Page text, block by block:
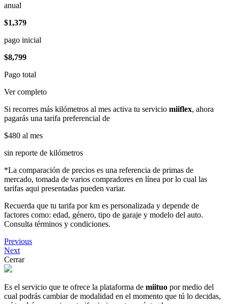
anual
$1,379
pago inicial
$8,799
Pago total
Ver completo
Si recorres más kilómetros al mes activa tu servicio miiflex, ahora
pagarás una tarifa preferencial de
$480 al mes
sin reporte de kilómetros
*La comparación de precios es una referencia de primas de
mercado, tomada de varios compradores en línea por lo cual las
tarifas aqui presentadas pueden variar.
Recuerda que tu tarifa por km es personalizada y depende de
factores como: edad, género, tipo de garaje y modelo del auto.
Consulta términos y condiciones.
Previous
Next
Cerrar
Es el servicio que te ofrece la plataforma de miituo por medio del
cual podrás cambiar de modalidad en el momento que tú lo decidas,